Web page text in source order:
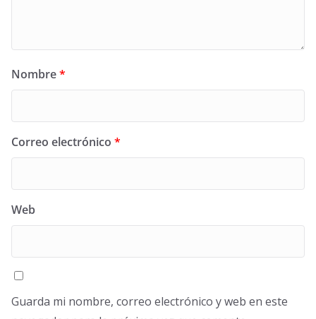
Nombre*
Correo electrónico *
Web
Guarda mi nombre, correo electrónico y web en este